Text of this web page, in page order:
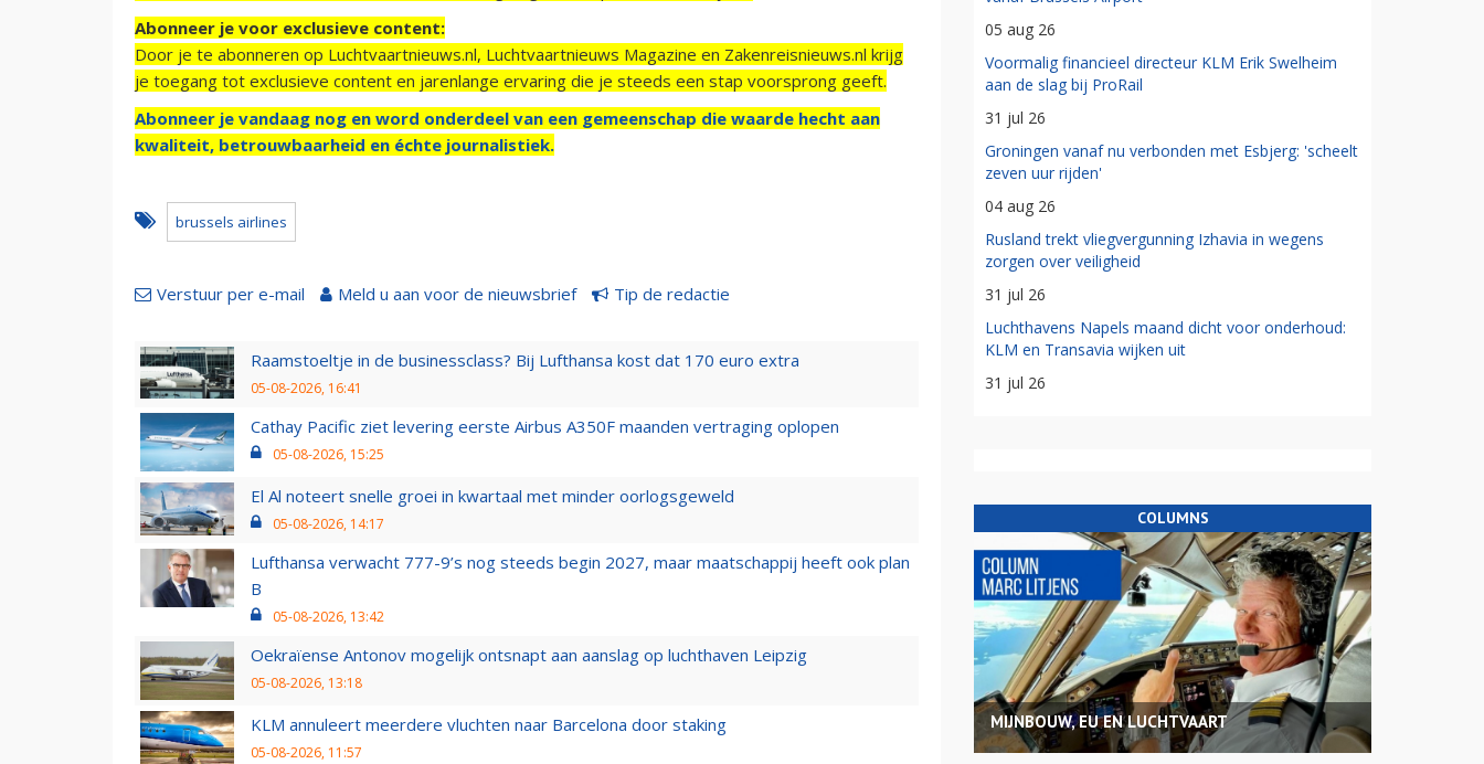
Abonneer je voor exclusieve content:
Door je te abonneren op Luchtvaartnieuws.nl, Luchtvaartnieuws Magazine en Zakenreisnieuws.nl krijg
je toegang tot exclusieve content en jarenlange ervaring die je steeds een stap voorsprong geeft.
Abonneer je vandaag nog en word onderdeel van een gemeenschap die waarde hecht aan
kwaliteit, betrouwbaarheid en échte journalistiek.
brussels airlines
Verstuur per e-mail Meld u aan voor de nieuwsbrief Tip de redactie
Raamstoeltje in de businessclass? Bij Lufthansa kost dat 170 euro extra
05-08-2026, 16:41
Cathay Pacific ziet levering eerste Airbus A350F maanden vertraging oplopen
05-08-2026, 15:25
El Al noteert snelle groei in kwartaal met minder oorlogsgeweld
05-08-2026, 14:17
Lufthansa verwacht 777-9’s nog steeds begin 2027, maar maatschappij heeft ook plan
B
05-08-2026, 13:42
Oekraïense Antonov mogelijk ontsnapt aan aanslag op luchthaven Leipzig
05-08-2026, 13:18
KLM annuleert meerdere vluchten naar Barcelona door staking
05-08-2026, 11:57
05 aug 26
Voormalig financieel directeur KLM Erik Swelheim
aan de slag bij ProRail
31 jul 26
Groningen vanaf nu verbonden met Esbjerg: 'scheelt
zeven uur rijden'
04 aug 26
Rusland trekt vliegvergunning Izhavia in wegens
zorgen over veiligheid
31 jul 26
Luchthavens Napels maand dicht voor onderhoud:
KLM en Transavia wijken uit
31 jul 26
COLUMNS
MIJNBOUW, EU EN LUCHTVAART